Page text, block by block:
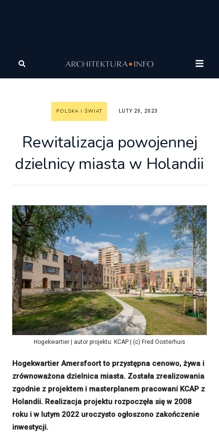
Architektura
Rewitalizacja powojennej dzielnicy miasta w Holandii
POLSKA I ŚWIAT LUTY 20, 2023
Rewitalizacja powojennej
dzielnicy miasta w Holandii
Hogekwartier | autor projektu: KCAP | (c) Fred Oosterhuis
Hogekwartier Amersfoort to przystępna cenowo, żywa i
zrównoważona dzielnica miasta. Została zrealizowania
zgodnie z projektem i masterplanem pracowani KCAP z
Holandii. Realizacja projektu rozpoczęła się w 2008
roku i w lutym 2022 uroczysto ogłoszono zakończenie
inwestycji.